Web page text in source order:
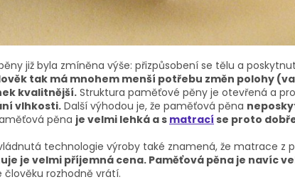
již byla zmíněna výše: přizpůsobení se tělu a
tak má mnohem menší potřebu změn polohy
kvalitnější.Struktura paměťové pěny je otevřená a
vlhkosti.Další výhodou je, že paměťová pěna
pěna je velmi lehká a s matrací se proto
technologie výroby také znamená, že matrace z
je velmi příjemná cena. Paměťová pěna je navíc
člověku rozhodně vrátí.